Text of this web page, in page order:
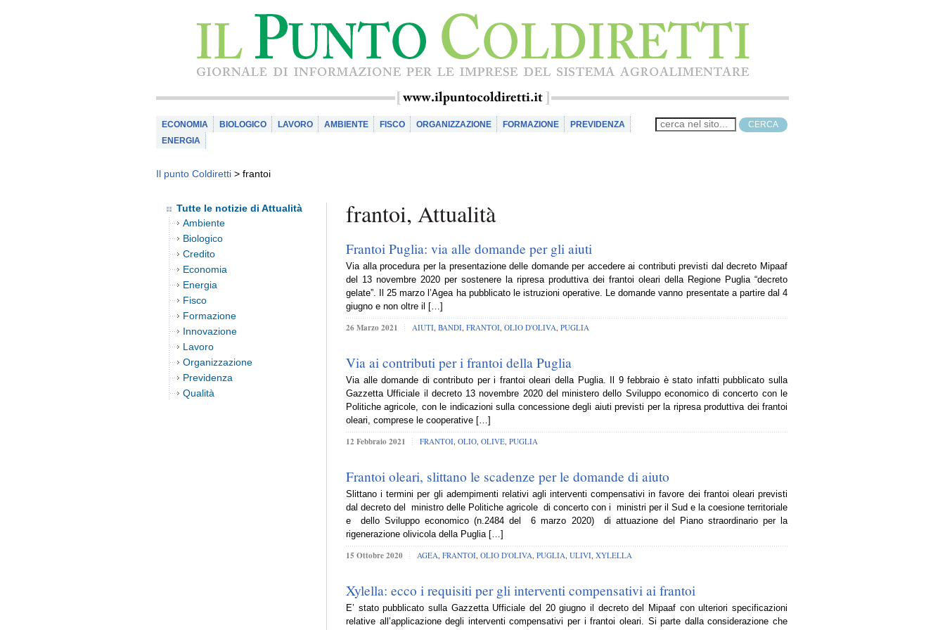
ECONOMIA BIOLOGICO LAVORO AMBIENTE FISCO ORGANIZZAZIONE FORMAZIONE
PREVIDENZA
ENERGIA
Il punto Coldiretti > frantoi
Tutte le notizie di Attualità
Ambiente
Biologico
Credito
Economia
Energia
Fisco
Formazione
Innovazione
Lavoro
Organizzazione
Previdenza
Qualità
frantoi, Attualità
Frantoi Puglia: via alle domande per gli aiuti
Via alla procedura per la presentazione delle domande per accedere ai contributi previsti dal decreto Mipaaf
del 13 novembre 2020 per sostenere la ripresa produttiva dei frantoi oleari della Regione Puglia “decreto
gelate”. Il 25 marzo l’Agea ha pubblicato le istruzioni operative. Le domande vanno presentate a partire dal 4
giugno e non oltre il […]
26 Marzo 2021 AIUTI BANDI FRANTOI OLIO D'OLIVA PUGLIA
Via ai contributi per i frantoi della Puglia
Via alle domande di contributo per i frantoi oleari della Puglia. Il 9 febbraio è stato infatti pubblicato sulla
Gazzetta Ufficiale il decreto 13 novembre 2020 del ministero dello Sviluppo economico di concerto con le
Politiche agricole, con le indicazioni sulla concessione degli aiuti previsti per la ripresa produttiva dei frantoi
oleari, comprese le cooperative […]
12 Febbraio 2021 FRANTOI OLIO OLIVE PUGLIA
Frantoi oleari, slittano le scadenze per le domande di aiuto
Slittano i termini per gli adempimenti relativi agli interventi compensativi in favore dei frantoi oleari previsti
dal decreto del ministro delle Politiche agricole di concerto con i ministri per il Sud e la coesione territoriale
e dello Sviluppo economico (n.2484 del 6 marzo 2020) di attuazione del Piano straordinario per la
rigenerazione olivicola della Puglia […]
15 Ottobre 2020 AGEA FRANTOI OLIO D'OLIVA PUGLIA ULIVI XYLELLA
Xylella: ecco i requisiti per gli interventi compensativi ai frantoi
E’ stato pubblicato sulla Gazzetta Ufficiale del 20 giugno il decreto del Mipaaf con ulteriori specificazioni
relative all’applicazione degli interventi compensativi per i frantoi oleari. Si parte dalla considerazione che